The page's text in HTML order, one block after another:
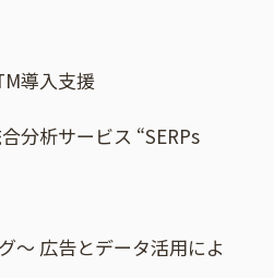
導入支援
分析サービス “SERPs
～ 広告とデータ活用によ